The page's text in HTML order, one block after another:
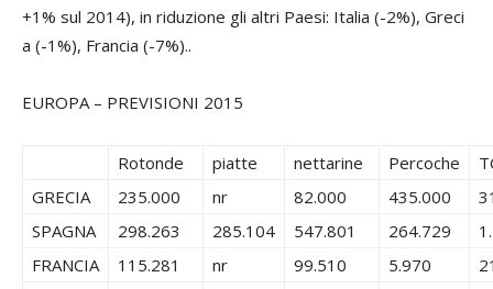
+1% sul 2014), in riduzione gli altri Paesi: Italia (-2%), Greci
a (-1%), Francia (-7%)..
EUROPA – PREVISIONI 2015
Rotonde piatte nettarine Percoche
GRECIA
235.000 nr 82.000 435.000
SPAGNA
298.263 285.104 547.801 264.729
FRANCIA
115.281 nr 99.510 5.970